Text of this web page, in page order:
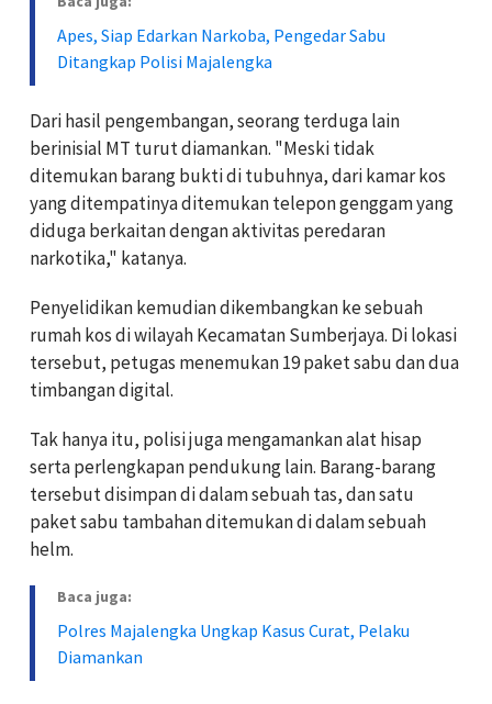
Apes, Siap Edarkan Narkoba, Pengedar Sabu
Ditangkap Polisi Majalengka
Dari hasil pengembangan, seorang terduga lain
berinisial MT turut diamankan. "Meski tidak
ditemukan barang bukti di tubuhnya, dari kamar kos
yang ditempatinya ditemukan telepon genggam yang
diduga berkaitan dengan aktivitas peredaran
narkotika," katanya.
Penyelidikan kemudian dikembangkan ke sebuah
rumah kos di wilayah Kecamatan Sumberjaya. Di lokasi
tersebut, petugas menemukan 19 paket sabu dan dua
timbangan digital.
Tak hanya itu, polisi juga mengamankan alat hisap
serta perlengkapan pendukung lain. Barang-barang
tersebut disimpan di dalam sebuah tas, dan satu
paket sabu tambahan ditemukan di dalam sebuah
helm.
Baca juga:
Polres Majalengka Ungkap Kasus Curat, Pelaku
Diamankan